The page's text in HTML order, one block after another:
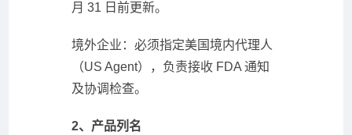
月 31 日前更新。
境外企业：必须指定美国境内代理人
（US Agent），负责接收 FDA 通知
及协调检查。
2、产品列名